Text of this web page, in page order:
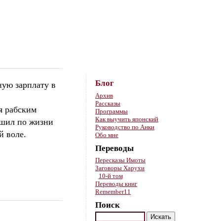
зарплату в
рабским
по жизни
воле.
Блог
Архив
Рассказы
Программы
Как выучить японский
Руководство по Анки
Обо мне
Переводы
Пересказы Имоты
Заговоры Харухи
10-й том
Переводы книг
Remember11
Поиск